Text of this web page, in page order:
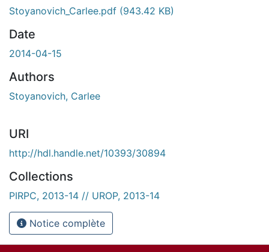
Stoyanovich_Carlee.pdf (943.42 KB)
Date
2014-04-15
Authors
Stoyanovich, Carlee
URI
http://hdl.handle.net/10393/30894
Collections
PIRPC, 2013-14 // UROP, 2013-14
Notice complète